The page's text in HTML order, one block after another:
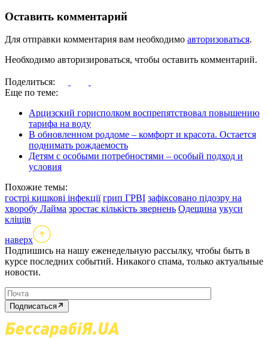
Оставить комментарий
Для отправки комментария вам необходимо авторизоваться.
Необходимо авторизироваться, чтобы оставить комментарий.
Поделиться:
Еще по теме:
Арцизский горисполком воспрепятствовал повышению
тарифа на воду
В обновленном роддоме – комфорт и красота. Остается
поднимать рождаемость
Детям с особыми потребностями – особый подход и
условия
Похожие темы:
гострі кишкові інфекції грип ГРВІ зафіксовано підозру на
хворобу Лайма зростає кількість звернень Одещина укуси
кліщів
наверх
Подпишись на нашу еженедельную рассылку, чтобы быть в
курсе последних событий. Никакого спама, только актуальные
новости.
Подписаться